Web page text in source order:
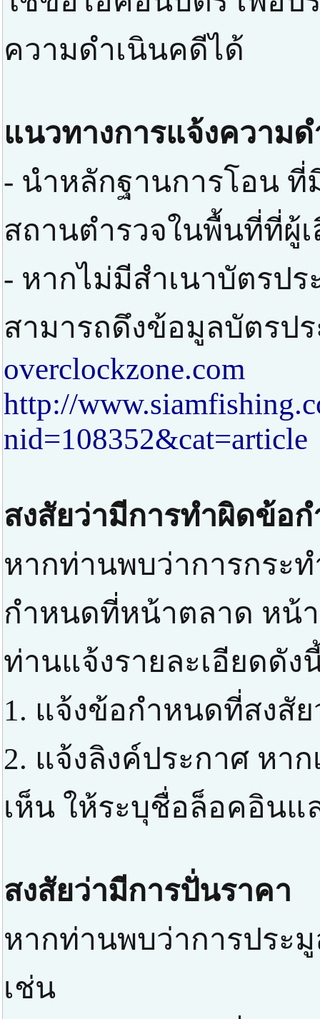
ความดำเนินคดีได้
แนวทางการแจ้งความ
- นำหลักฐานการโอน
สถานตำรวจในพื้นที่ที่ผู้
- หากไม่มีสำเนาบัตรป
สามารถดึงข้อมูลบัตรป
overclockzone.com
http://
nid=108352&cat=article
สงสัยว่ามีการทำผิดข้อ
หากท่านพบว่าการกระ
กำหนดที่หน้าตลาด หน้
ท่านแจ้งรายละเอียดดัง
1. แจ้งข้อกำหนดที่สงสั
2. แจ้งลิงค์ประกาศ หา
เห็น ให้ระบุชื่อล็อคอิน
สงสัยว่ามีการปั่นราคา
หากท่านพบว่าการประ
เช่น